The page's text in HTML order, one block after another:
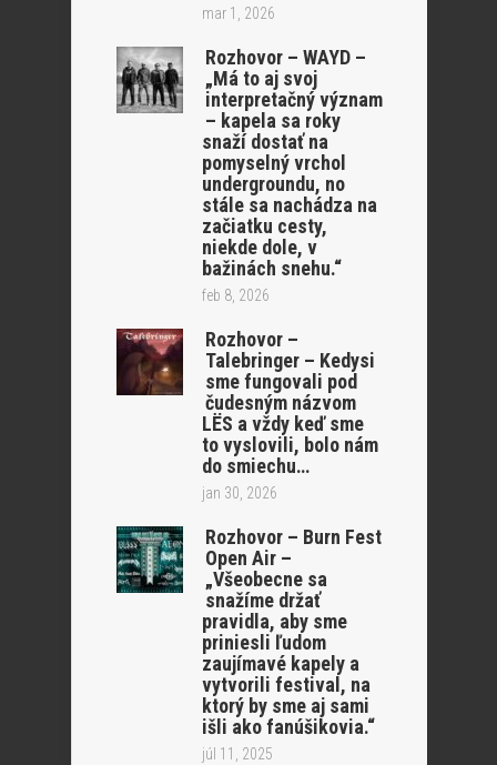
mar 1, 2026
Rozhovor – WAYD –
„Má to aj svoj
interpretačný význam
– kapela sa roky
snaží dostať na
pomyselný vrchol
undergroundu, no
stále sa nachádza na
začiatku cesty,
niekde dole, v
bažinách snehu.“
feb 8, 2026
Rozhovor –
Talebringer – Kedysi
sme fungovali pod
čudesným názvom
LËS a vždy keď sme
to vyslovili, bolo nám
do smiechu…
jan 30, 2026
Rozhovor – Burn Fest
Open Air –
„Všeobecne sa
snažíme držať
pravidla, aby sme
priniesli ľudom
zaujímavé kapely a
vytvorili festival, na
ktorý by sme aj sami
išli ako fanúšikovia.“
júl 11, 2025